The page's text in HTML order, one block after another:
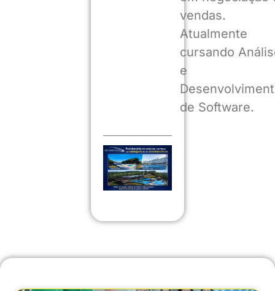
vendas.
Atualmente
cursando
e
de Software.